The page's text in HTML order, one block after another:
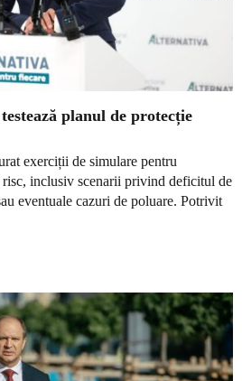
planul de protecție
exerciții de simulare pentru
risc, inclusiv scenarii privind deficitul de
eventuale cazuri de poluare. Potrivit